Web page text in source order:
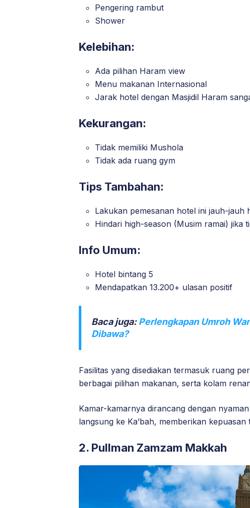
Pengering rambut
Shower
Kelebihan:
Ada pilihan Haram view
Menu makanan Internasional
Jarak hotel dengan Masjidil Haram
Kekurangan:
Tidak memiliki Mushola
Tidak ada ruang gym
Tips Tambahan:
Lakukan pemesanan hotel ini jauh-
Hindari high-season (Musim ramai) jika
Info Umum:
Hotel bintang 5
Mendapatkan 13.200+ ulasan positif
Baca juga:Perlengkapan Umroh
Dibawa?
Fasilitas yang disediakan termasuk ruang
berbagai pilihan makanan, serta kolam
Kamar-kamarnya dirancang dengan
langsung ke Ka’bah, memberikan kepuasan
2. Pullman Zamzam Makkah